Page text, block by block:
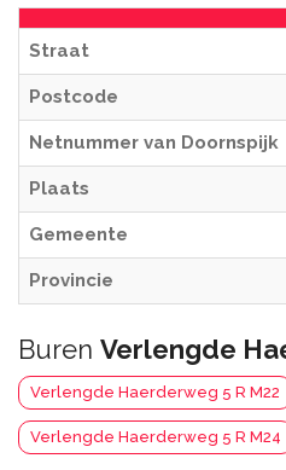
Straat
Postcode
Netnummer van Doornspijk
Plaats
Gemeente
Provincie
Buren Verlengde
Verlengde Haerderweg 5 R M22
Verlengde Haerderweg 5 R M24